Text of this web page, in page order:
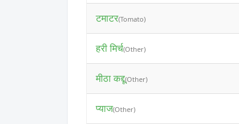
टमाटर(Tomato)
हरी मिर्च(Other)
मीठा कद्दू(Other)
प्याज(Other)